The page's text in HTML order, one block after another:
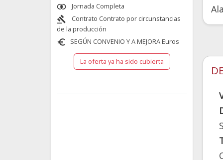
join_inner Jornada Completa
gavel
Contrato Contrato por circunstancias
de la producción
euro SEGÚN CONVENIO Y A MEJORA Euros
La oferta ya ha sido cubierta